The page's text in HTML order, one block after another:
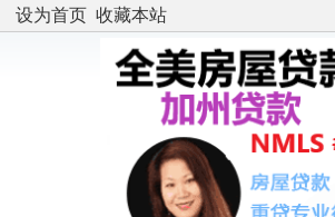
设为首页 收藏本站